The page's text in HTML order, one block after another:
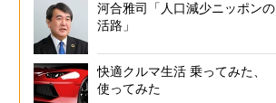
河合雅司「人口減少ニッポンの
活路」
快適クルマ生活 乗ってみた、
使ってみた